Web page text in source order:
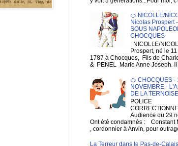
🍊 NICOLLE/
Nicolas Prospert
SOUS
CHOCQUES
NICOLLE/
Prospert, né le
1787 à Chocques, Fils de
& PENEL Marie Anne Joseph. Il
🍊 CHOCQUES -
NOVEMBRE -
DE LA TERNOISE
POLICE
Audience du 29
Ont été condamnés : Constant
, cordonnier à Anvin, pour
La Terreur dans le Pas-de-